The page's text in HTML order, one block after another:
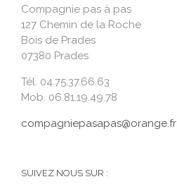
Compagnie pas à pas
127 Chemin de la Roche
Bois de Prades
07380 Prades
Tél. 04.75.37.66.63
Mob. 06.81.19.49.78
compagniepasapas@orange.fr
SUIVEZ NOUS SUR :